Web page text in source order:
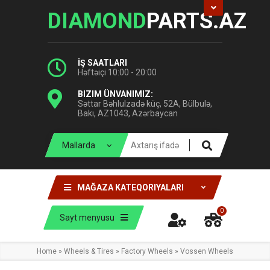
DIAMONDPARTS.AZ
İŞ SAATLARI
Həftəiçi 10:00 - 20:00
BIZIM ÜNVANIMIZ:
Səttar Bəhlulzadə küç, 52A, Bülbulə,
Bakı, AZ1043, Azərbaycan
MAĞAZA KATEQORIYALARI
Sayt menyusu
0
Home » Wheels & Tires » Factory Wheels » Vossen Wheels